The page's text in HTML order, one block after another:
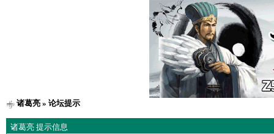
诸葛亮» 论坛提示
诸葛亮 提示信息